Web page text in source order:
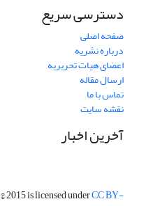
دسترسی سریع
صفحه اصلی
درباره نشریه
اعضای هیات تحریریه
ارسال مقاله
تماس با ما
نقشه سایت
آخرین اخبار
© 2015 is licensed underCC BY-